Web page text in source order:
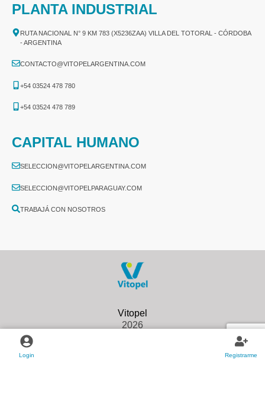
Login Registrarme
PLANTA INDUSTRIAL
RUTA NACIONAL N° 9 KM 783 (X5236ZAA) VILLA DEL TOTORAL - CÓRDOBA
- ARGENTINA
CONTACTO@VITOPELARGENTINA.COM
+54 03524 478 780​
+54 03524 478 789​
CAPITAL HUMANO
SELECCION@VITOPELARGENTINA.COM
SELECCION@VITOPELPARAGUAY.COM
TRABAJÁ CON NOSOTROS
2026